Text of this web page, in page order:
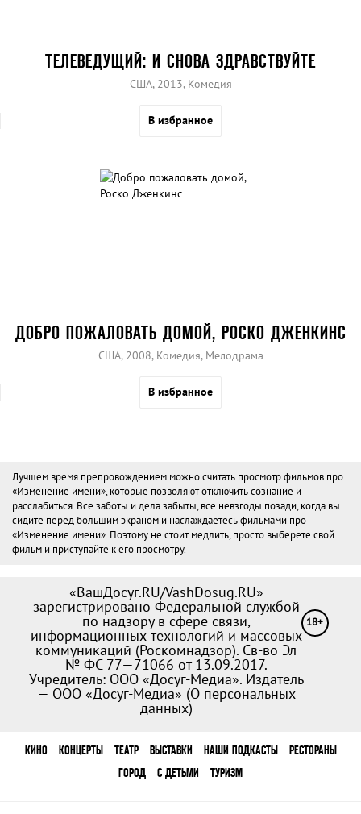
ТЕЛЕВЕДУЩИЙ: И СНОВА ЗДРАВСТВУЙТЕ
США, 2013, Комедия
В избранное
ДОБРО ПОЖАЛОВАТЬ ДОМОЙ, РОСКО ДЖЕНКИНС
США, 2008, Комедия, Мелодрама
В избранное
Лучшем время препровождением можно считать просмотр фильмов про
«Изменение имени», которые позволяют отключить сознание и
расслабиться. Все заботы и дела забыты, все невзгоды позади, когда вы
сидите перед большим экраном и наслаждаетесь фильмами про
«Изменение имени». Поэтому не стоит медлить, просто выберете свой
фильм и приступайте к его просмотру.
«ВашДосуг.RU/VashDosug.RU»
зарегистрировано Федеральной службой
по надзору в сфере связи,
информационных технологий и массовых
коммуникаций (Роскомнадзор). Св-во Эл
№ ФС 77—71066 от 13.09.2017.
Учредитель: ООО «Досуг-Медиа». Издатель
— ООО «Досуг-Медиа» (О персональных
данных)
18+
КИНО КОНЦЕРТЫ ТЕАТР ВЫСТАВКИ НАШИ ПОДКАСТЫ
РЕСТОРАНЫ
ГОРОД
С ДЕТЬМИ ТУРИЗМ